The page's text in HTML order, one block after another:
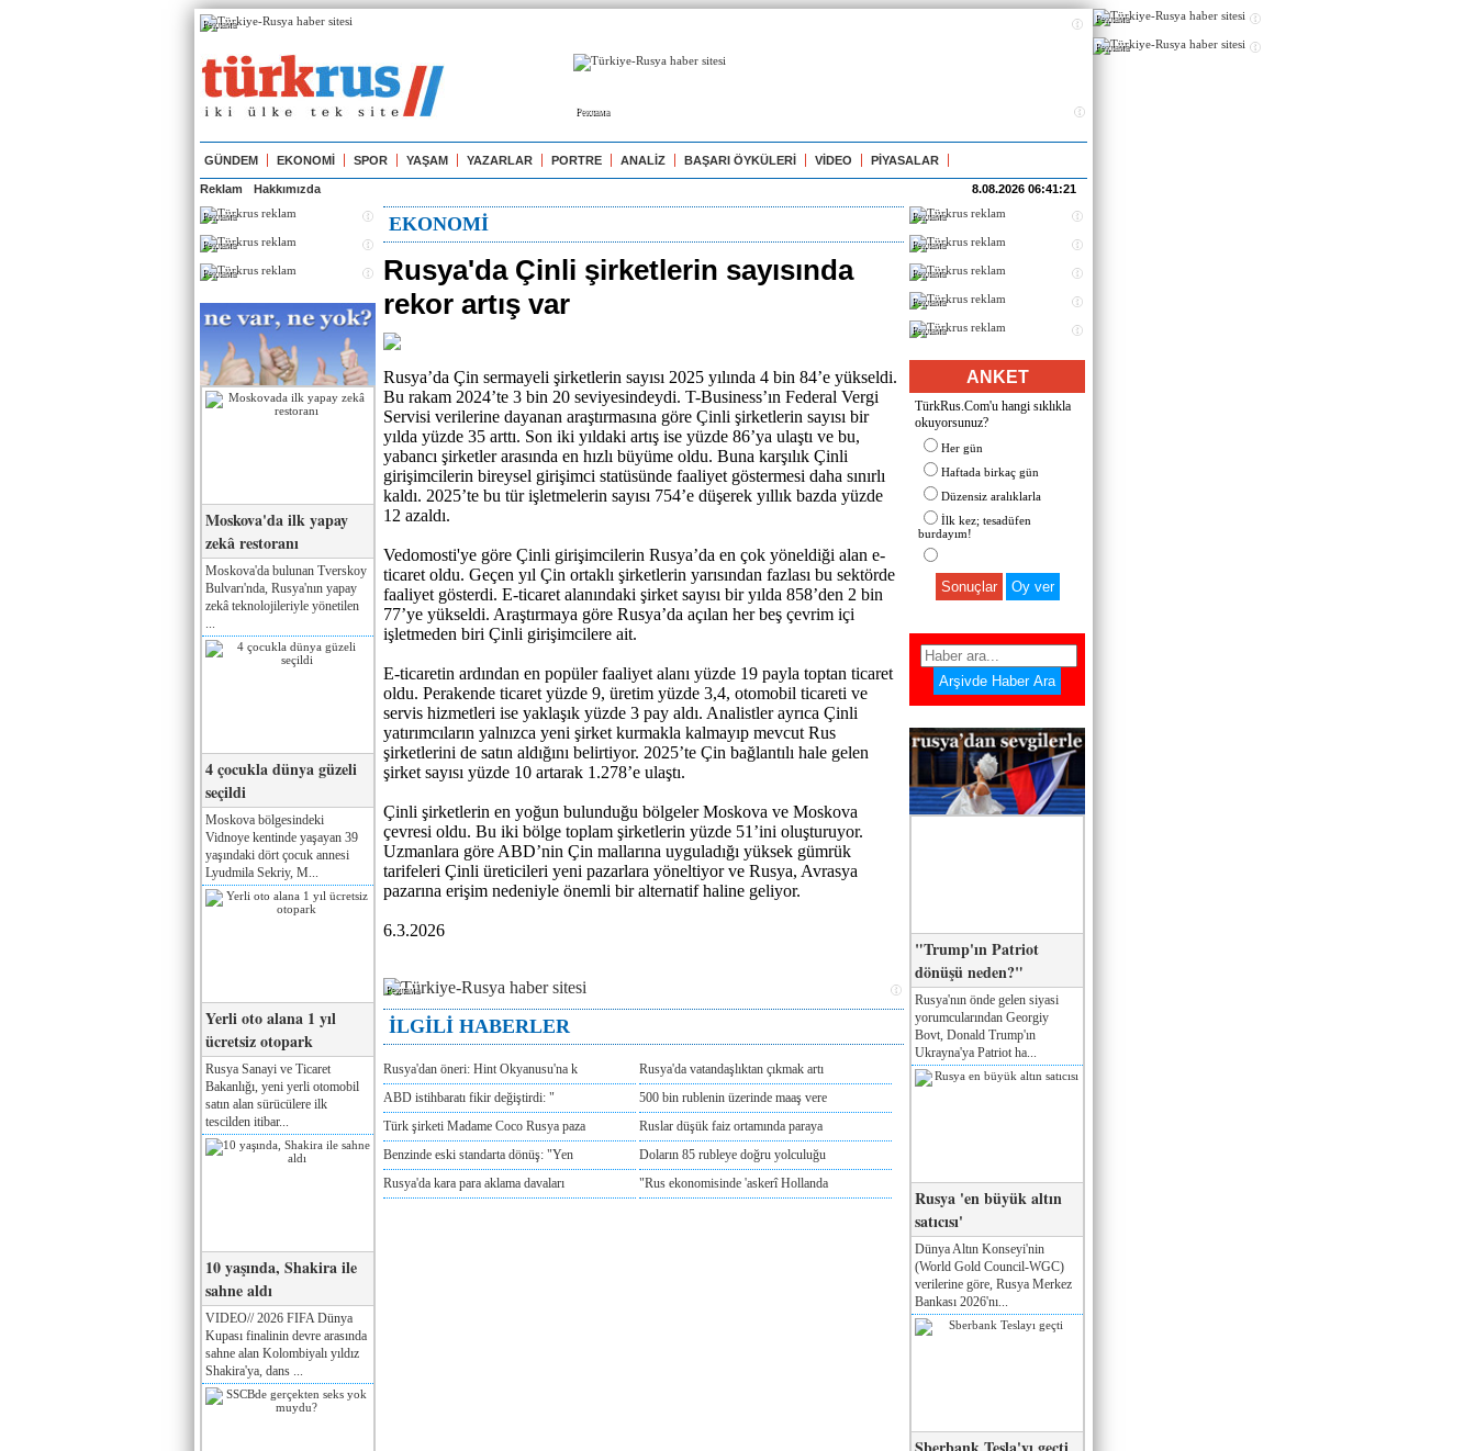
Реклама
Реклама
GÜNDEM EKONOMİ SPOR YAŞAM YAZARLAR PORTRE ANALİZ BAŞARI ÖYKÜLERİ VİDEO PİYASALAR
Reklam Hakkımızda 8.08.2026 06:41:21
Реклама
Реклама
Реклама
Moskova'da ilk yapay
zekâ restoranı
Moskova'da bulunan Tverskoy
Bulvarı'nda, Rusya'nın yapay
zekâ teknolojileriyle yönetilen
4 çocukla dünya güzeli
seçildi
Moskova bölgesindeki
Vidnoye kentinde yaşayan 39
yaşındaki dört çocuk annesi
Lyudmila Sekriy, M...
Yerli oto alana 1 yıl
ücretsiz otopark
Rusya Sanayi ve Ticaret
Bakanlığı, yeni yerli otomobil
satın alan sürücülere ilk
tescilden itibar...
10 yaşında, Shakira ile
sahne aldı
VIDEO// 2026 FIFA Dünya
Kupası finalinin devre arasında
sahne alan Kolombiyalı yıldız
Shakira'ya, dans ...
EKONOMİ
Rusya'da Çinli şirketlerin sayısında
rekor artış var
Rusya’da Çin sermayeli şirketlerin sayısı 2025 yılında 4 bin 84’e yükseldi.
Bu rakam 2024’te 3 bin 20 seviyesindeydi. T-Business’ın Federal Vergi
Servisi verilerine dayanan araştırmasına göre Çinli şirketlerin sayısı bir
yılda yüzde 35 arttı. Son iki yıldaki artış ise yüzde 86’ya ulaştı ve bu,
yabancı şirketler arasında en hızlı büyüme oldu. Buna karşılık Çinli
girişimcilerin bireysel girişimci statüsünde faaliyet göstermesi daha sınırlı
kaldı. 2025’te bu tür işletmelerin sayısı 754’e düşerek yıllık bazda yüzde
12 azaldı.
Vedomosti'ye göre Çinli girişimcilerin Rusya’da en çok yöneldiği alan e-
ticaret oldu. Geçen yıl Çin ortaklı şirketlerin yarısından fazlası bu sektörde
faaliyet gösterdi. E-ticaret alanındaki şirket sayısı bir yılda 858’den 2 bin
77’ye yükseldi. Araştırmaya göre Rusya’da açılan her beş çevrim içi
işletmeden biri Çinli girişimcilere ait.
E-ticaretin ardından en popüler faaliyet alanı yüzde 19 payla toptan ticaret
oldu. Perakende ticaret yüzde 9, üretim yüzde 3,4, otomobil ticareti ve
servis hizmetleri ise yaklaşık yüzde 3 pay aldı. Analistler ayrıca Çinli
yatırımcıların yalnızca yeni şirket kurmakla kalmayıp mevcut Rus
şirketlerini de satın aldığını belirtiyor. 2025’te Çin bağlantılı hale gelen
şirket sayısı yüzde 10 artarak 1.278’e ulaştı.
Çinli şirketlerin en yoğun bulunduğu bölgeler Moskova ve Moskova
çevresi oldu. Bu iki bölge toplam şirketlerin yüzde 51’ini oluşturuyor.
Uzmanlara göre ABD’nin Çin mallarına uyguladığı yüksek gümrük
tarifeleri Çinli üreticileri yeni pazarlara yöneltiyor ve Rusya, Avrasya
pazarına erişim nedeniyle önemli bir alternatif haline geliyor.
6.3.2026
Реклама
İLGİLİ HABERLER
Rusya'dan öneri: Hint Okyanusu'na k
Rusya'da vatandaşlıktan çıkmak artı
ABD istihbaratı fikir değiştirdi: "
500 bin rublenin üzerinde maaş vere
Türk şirketi Madame Coco Rusya paza
Ruslar düşük faiz ortamında paraya
Benzinde eski standarta dönüş: "Yen
Doların 85 rubleye doğru yolculuğu
Rusya'da kara para aklama davaları
"Rus ekonomisinde 'askerî Hollanda
Реклама
Реклама
Реклама
Реклама
Реклама
ANKET
TürkRus.Com'u hangi sıklıkla
okuyorsunuz?
Her gün
Haftada birkaç gün
Düzensiz aralıklarla
İlk kez; tesadüfen
burdayım!
Sonuçlar
"Trump'ın Patriot
dönüşü neden?"
Rusya'nın önde gelen siyasi
yorumcularından Georgiy
Bovt, Donald Trump'ın
Ukrayna'ya Patriot ha...
Rusya 'en büyük altın
satıcısı'
Dünya Altın Konseyi'nin
(World Gold Council-WGC)
verilerine göre, Rusya Merkez
Bankası 2026'nı...
Реклама
Реклама